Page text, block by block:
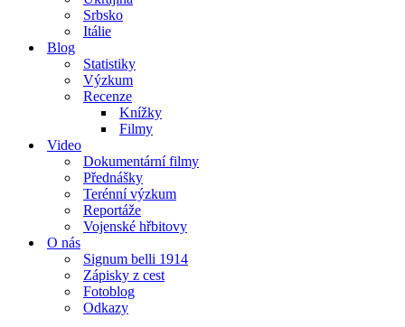
Srbsko
Itálie
Blog
Statistiky
Výzkum
Recenze
Knížky
Filmy
Video
Dokumentární filmy
Přednášky
Terénní výzkum
Reportáže
Vojenské hřbitovy
O nás
Signum belli 1914
Zápisky z cest
Fotoblog
Odkazy